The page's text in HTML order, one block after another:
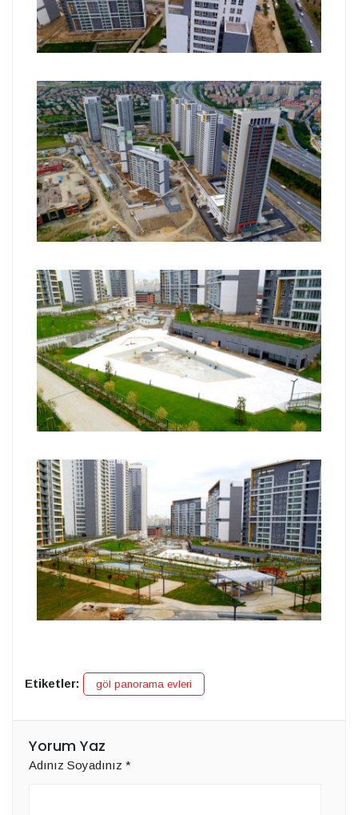
Etiketler: göl panorama evleri
Yorum Yaz
Adınız Soyadınız *